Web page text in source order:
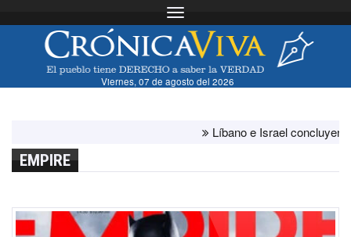
Toggle navigation
Viernes, 07 de agosto del 2026
Líbano e Israel concluyen
EMPIRE